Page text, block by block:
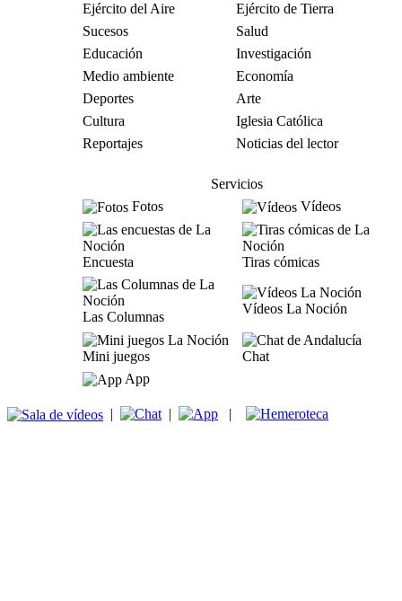
Ejército del Aire
Ejército de Tierra
Sucesos
Salud
Educación
Investigación
Medio ambiente
Economía
Deportes
Arte
Cultura
Iglesia Católica
Reportajes
Noticias del lector
Servicios
Fotos
Vídeos
Encuesta Tiras cómicas
Las Columnas
Vídeos La Noción
Mini juegos
Chat
App
| | |